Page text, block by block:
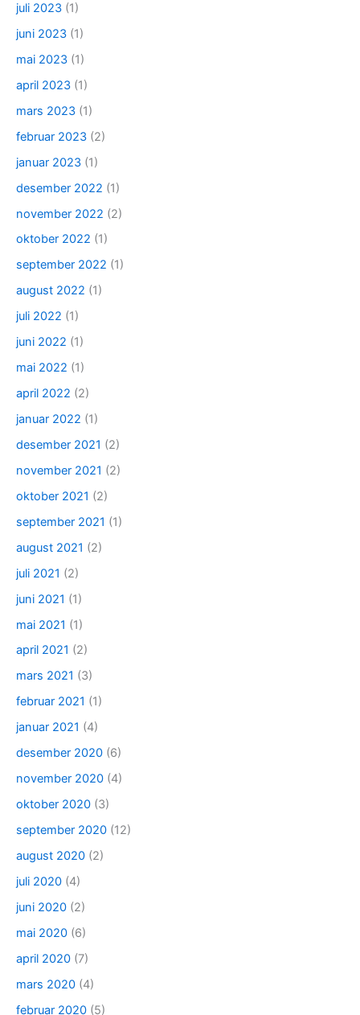
juli 2023 (1)
juni 2023 (1)
mai 2023 (1)
april 2023 (1)
mars 2023 (1)
februar 2023 (2)
januar 2023 (1)
desember 2022 (1)
november 2022 (2)
oktober 2022 (1)
september 2022 (1)
august 2022 (1)
juli 2022 (1)
juni 2022 (1)
mai 2022 (1)
april 2022 (2)
januar 2022 (1)
desember 2021 (2)
november 2021 (2)
oktober 2021 (2)
september 2021 (1)
august 2021 (2)
juli 2021 (2)
juni 2021 (1)
mai 2021 (1)
april 2021 (2)
mars 2021 (3)
februar 2021 (1)
januar 2021 (4)
desember 2020 (6)
november 2020 (4)
oktober 2020 (3)
september 2020 (12)
august 2020 (2)
juli 2020 (4)
juni 2020 (2)
mai 2020 (6)
april 2020 (7)
mars 2020 (4)
februar 2020 (5)